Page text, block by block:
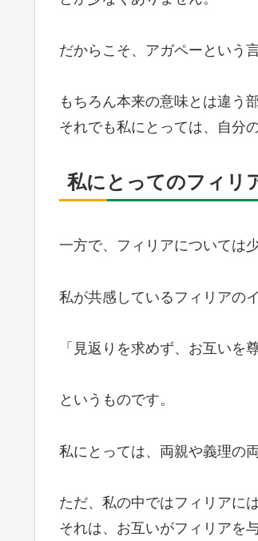
だからこそ、アガペーという
もちろん本来の意味とは違う
それでも私にとっては、自分
私にとってのフィリ
一方で、フィリアについては
私が共感しているフィリアの
「見返りを求めず、お互いを
というものです。
私にとっては、両親や義理の
ただ、私の中ではフィリアに
それは、お互いがフィリアを